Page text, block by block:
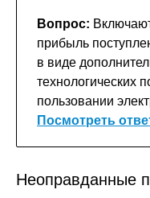
Вопрос:
прибыль
в виде
технологических
пользовании
Посмотреть
Неоправданные